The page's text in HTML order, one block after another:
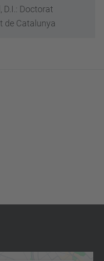
D.I.: Doctorat
de Catalunya